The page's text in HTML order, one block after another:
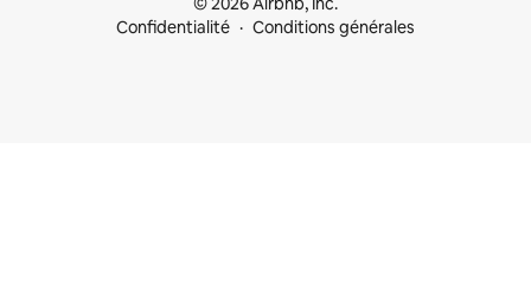
Confidentialité
Conditions générales